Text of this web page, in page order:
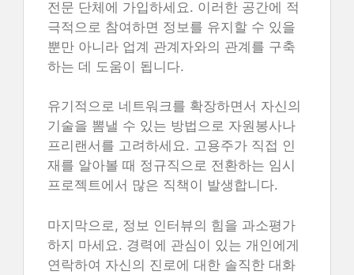
전문 단체에 가입하세요. 이러한 공간에 적
극적으로 참여하면 정보를 유지할 수 있을
뿐만 아니라 업계 관계자와의 관계를 구축
하는 데 도움이 됩니다.
유기적으로 네트워크를 확장하면서 자신의
기술을 뽐낼 수 있는 방법으로 자원봉사나
프리랜서를 고려하세요. 고용주가 직접 인
재를 알아볼 때 정규직으로 전환하는 임시
프로젝트에서 많은 직책이 발생합니다.
마지막으로, 정보 인터뷰의 힘을 과소평가
하지 마세요. 경력에 관심이 있는 개인에게
연락하여 자신의 진로에 대한 솔직한 대화